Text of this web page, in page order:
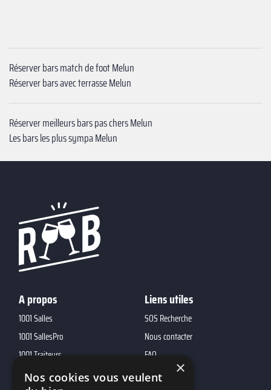
Réserver bars match de foot Melun
Réserver bars avec terrasse Melun
Réserver meilleurs bars pas chers Melun
Les bars les plus sympa Melun
A propos
1001 Salles
1001 SallesPro
1001 Traiteurs
1001 DJ
Liens utiles
SOS Recherche
Nous contacter
FAQ
×
Nos cookies vous veulent